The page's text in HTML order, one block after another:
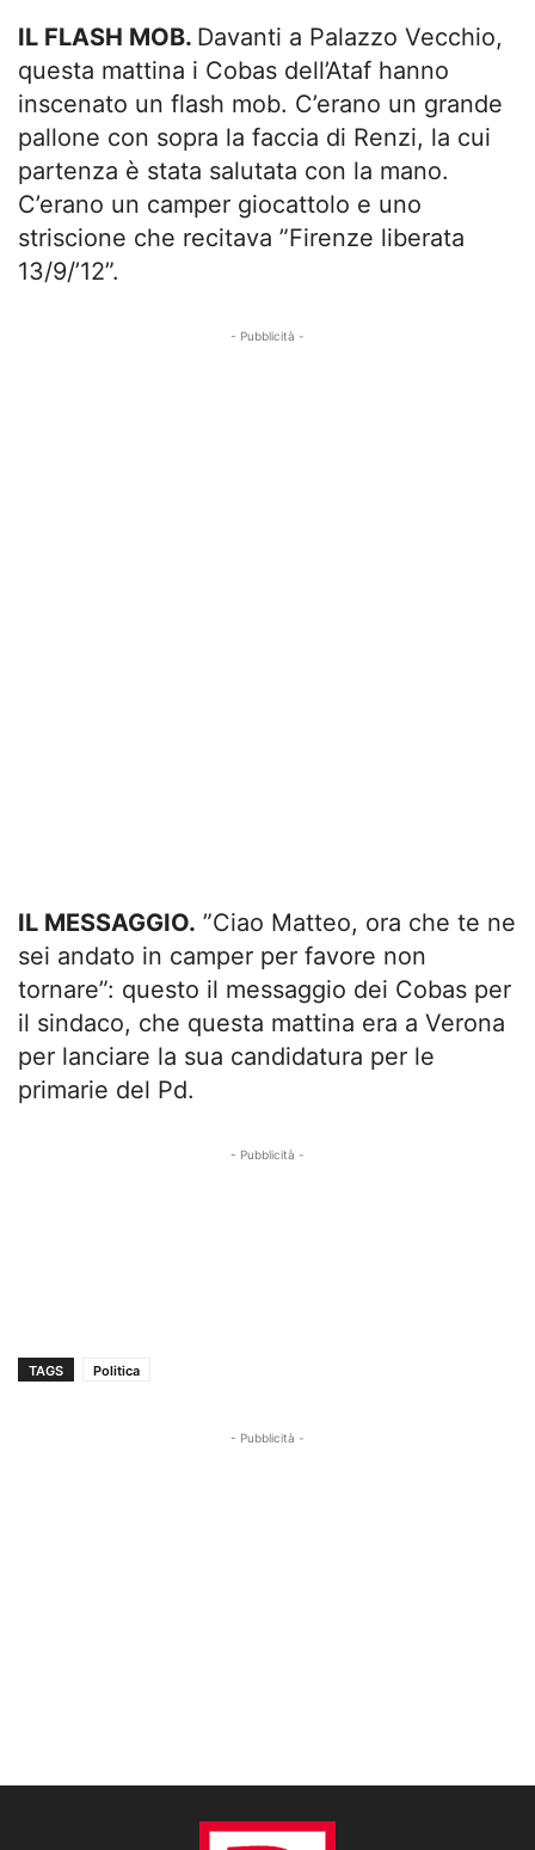
IL FLASH MOB. Davanti a Palazzo Vecchio,
questa mattina i Cobas dell’Ataf hanno
inscenato un flash mob. C’erano un grande
pallone con sopra la faccia di Renzi, la cui
partenza è stata salutata con la mano.
C’erano un camper giocattolo e uno
striscione che recitava ”Firenze liberata
13/9/’12”.
- Pubblicità -
IL MESSAGGIO. ”Ciao Matteo, ora che te ne
sei andato in camper per favore non
tornare”: questo il messaggio dei Cobas per
il sindaco, che questa mattina era a Verona
per lanciare la sua candidatura per le
primarie del Pd.
- Pubblicità -
TAGS Politica
- Pubblicità -